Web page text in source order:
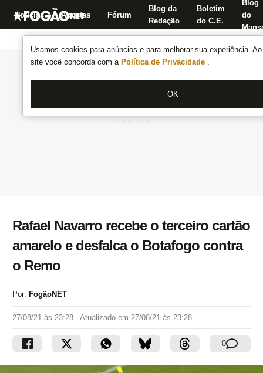
Usamos cookies para anúncios e para melhorar sua experiência.
site você concorda com a Política de Privacidade .
OK
Notícias Apostas Fórum
Blog da
Redação
Boletim
do C.E.
Blog
do
Rafael Navarro recebe o terceiro cartão
amarelo e desfalca o Botafogo contra
o Remo
Por: FogãoNET
27/08/21 às 23:28 - Atualizado em 27/08/21 às 23:28
0